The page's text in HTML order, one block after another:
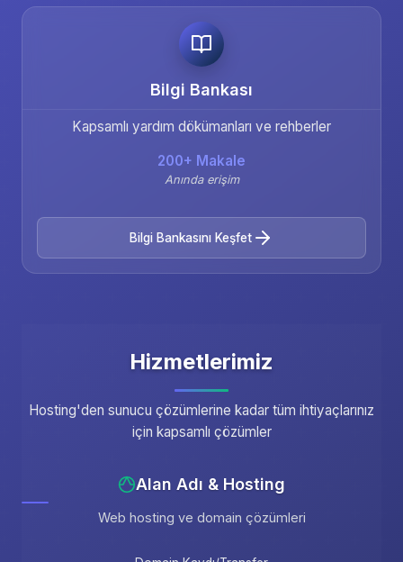
Bilgi Bankası
Kapsamlı yardım dökümanları ve rehberler
200+ Makale
Anında erişim
Bilgi Bankasını Keşfet
Hizmetlerimiz
Hosting'den sunucu çözümlerine kadar tüm ihtiyaçlarınız
için kapsamlı çözümler
Alan Adı & Hosting
Web hosting ve domain çözümleri